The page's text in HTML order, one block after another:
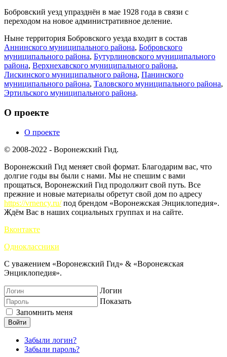
Бобровский уезд упразднён в мае 1928 года в связи с
переходом на новое административное деление.
Ныне территория Бобровского уезда входит в состав
Аннинского муниципального района, Бобровского
муниципального района, Бутурлиновского муниципального
района, Верхнехавского муниципального района,
Лискинского муниципального района, Панинского
муниципального района, Таловского муниципального района,
Эртильского муниципального района.
О проекте
О проекте
© 2008-2022 - Воронежский Гид.
Воронежский Гид меняет свой формат. Благодарим вас, что
долгие годы вы были с нами. Мы не спешим с вами
прощаться, Воронежский Гид продолжит свой путь. Все
прежние и новые материалы обретут свой дом по адресу
https://vrnency.ru/под брендом «Воронежская Энциклопедия».
Ждём Вас в наших социальных группах и на сайте.
Вконтакте
Одноклассники
С уважением «Воронежский Гид» & «Воронежская
Энциклопедия».
Логин
Показать
Запомнить меня
Войти
Забыли логин?
Забыли пароль?